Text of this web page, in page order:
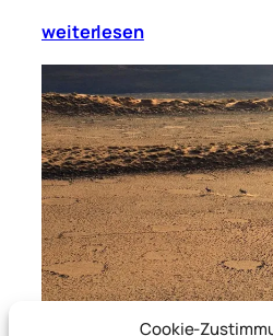
Cookie-
weiterlesen